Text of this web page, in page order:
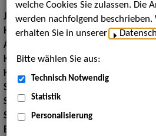
Jahrgang:1981
Haarfarbe:schwarz, blond
Augenfarbe:
Körpergröße:168 cm
Konfektionsgröße:44
Schuhgröße:
Sport:
Schwimmen, Fußballspielen,
Sprachen:Englisch
Erscheinungsbild:
welche Cookies Sie zulassen. Die
werden nachfolgend
erhalten Sie in unserer
Bitte wählen Sie aus:
Technisch Notwendig
Statistik
Personalisierung